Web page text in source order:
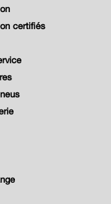
certifiés